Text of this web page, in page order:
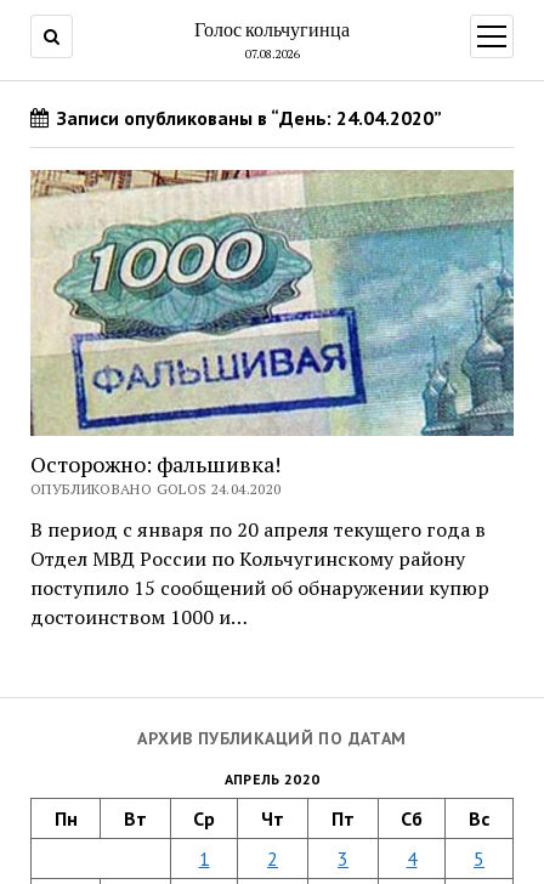
Голос кольчугинца
07.08.2026
меню
АРХИВ ПУБЛИКАЦИЙ ПО ДАТАМ
АПРЕЛЬ 2020
Пн Вт Ср Чт Пт Сб Вс
1 2 3 4
5
Записи опубликованы в “День: 24.04.2020”
Осторожно: фальшивка!
ОПУБЛИКОВАНО GOLOS 24.04.2020
В период с января по 20 апреля текущего года в
Отдел МВД России по Кольчугинскому району
поступило 15 сообщений об обнаружении купюр
достоинством 1000 и…